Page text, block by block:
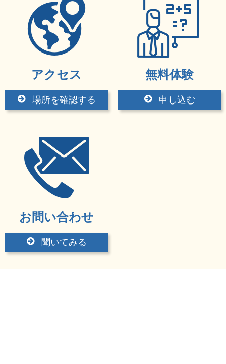
アクセス
場所を確認する
無料体験
申し込む
お問い合わせ
聞いてみる